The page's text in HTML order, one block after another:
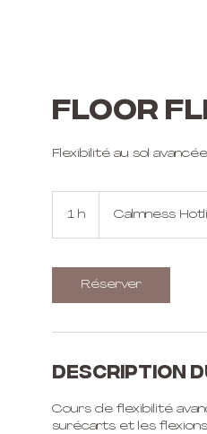
FLOOR
Flexibilité au sol
1 h Calmness
Réserver
Description
Cours de flexibilité
surécarts et les